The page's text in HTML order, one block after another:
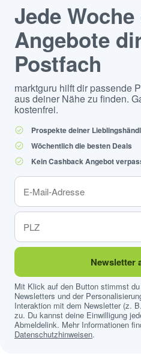
Jede
Angebote
Postfach
marktguru hilft dir passende
aus deiner Nähe zu finden.
kostenfrei.
Prospekte deiner
Wöchentlich die besten Deals
Kein Cashback Angebot
Newsletter
Mit Klick auf den Button stimmst
Newsletters und der
Interaktion mit dem Newsletter (z.
zu. Du kannst deine Einwilligung
Abmeldelink. Mehr Informationen
Datenschutzhinweisen.